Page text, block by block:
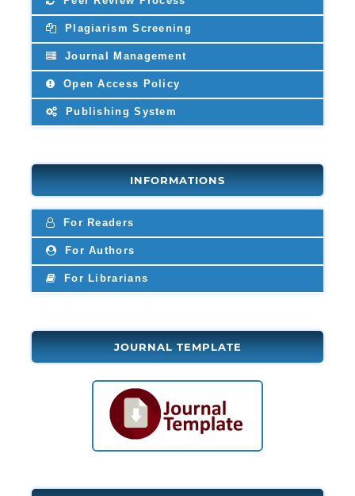
Plagiarism Screening
Journal Management
Open Access Policy
Publishing System
INFORMATIONS
For Readers
For Authors
For Librarians
JOURNAL TEMPLATE